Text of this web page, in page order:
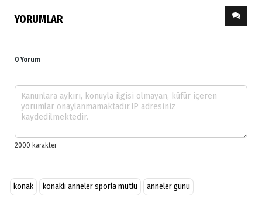
YORUMLAR
0 Yorum
konak konaklı anneler sporla mutlu anneler günü